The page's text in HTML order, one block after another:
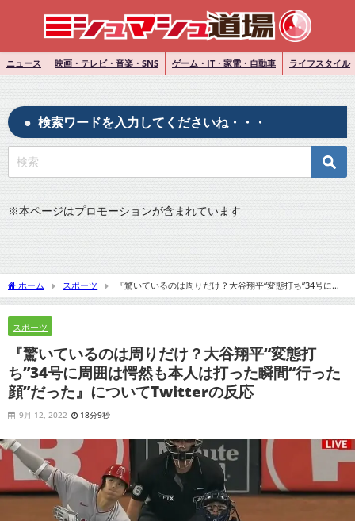
ニュース 映画・テレビ・音楽・SNS ゲーム・IT・家電・自動車 ライフスタイル
検索ワードを入力してくださいね・・・
※本ページはプロモーションが含まれています
ホーム スポーツ
『驚いているのは周りだけ？大谷翔平“変態打ち”34号に周
囲は愕然も本人は打った瞬間“行った顔”だった』についてTwitterの反応
スポーツ
『驚いているのは周りだけ？大谷翔平“変態打
ち”34号に周囲は愕然も本人は打った瞬間“行った
顔”だった』についてTwitterの反応
9月 12, 2022 18分9秒